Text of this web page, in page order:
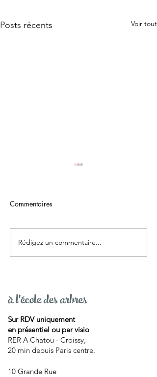
Posts récents Voir tout
Podcast "Vulvées"
interview David Blin
Commentaires
Rédigez un commentaire...
à l'école des arbres
Sur RDV uniquement
en présentiel ou par visio
RER A Chatou - Croissy,
20 min depuis Paris centre.
10 Grande Rue